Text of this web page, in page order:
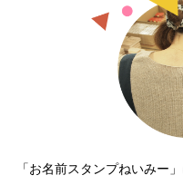
「お名前スタンプねいみー